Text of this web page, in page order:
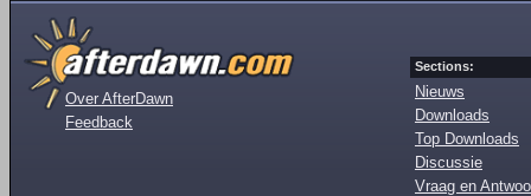
Over AfterDawn
Feedback
Sections:
Nieuws
Downloads
Top Downloads
Discussie
Vraag en